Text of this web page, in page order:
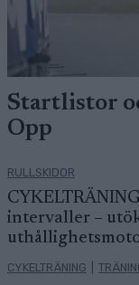
Startlistor
Opp
RULLSKIDOR
intervaller –
CYKELTRÄNING